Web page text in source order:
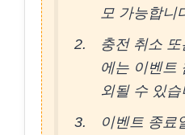
모 가능합니
충전 취소
에는 이벤트
외될 수 있습
이벤트 종료